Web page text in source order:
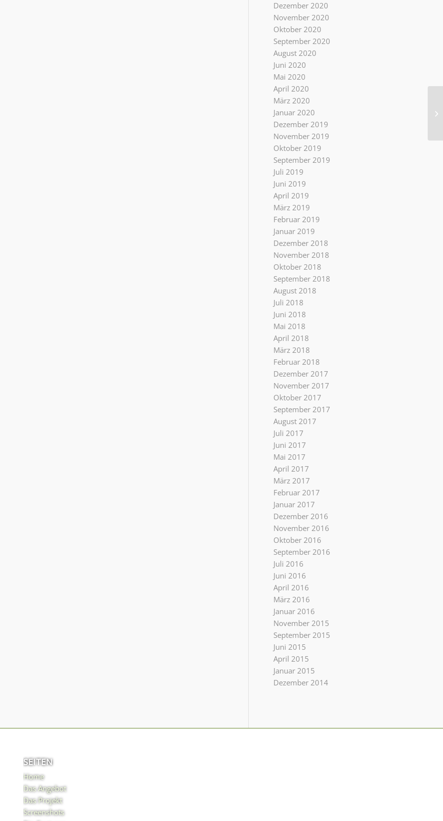
Dezember 2020
November 2020
Oktober 2020
September 2020
August 2020
Juni 2020
Mai 2020
April 2020
März 2020
Januar 2020
Dezember 2019
November 2019
Oktober 2019
September 2019
Juli 2019
Juni 2019
April 2019
März 2019
Februar 2019
Januar 2019
Dezember 2018
November 2018
Oktober 2018
September 2018
August 2018
Juli 2018
Juni 2018
Mai 2018
April 2018
März 2018
Februar 2018
Dezember 2017
November 2017
Oktober 2017
September 2017
August 2017
Juli 2017
Juni 2017
Mai 2017
April 2017
März 2017
Februar 2017
Januar 2017
Dezember 2016
November 2016
Oktober 2016
September 2016
Juli 2016
Juni 2016
April 2016
März 2016
Januar 2016
November 2015
September 2015
Juni 2015
April 2015
Januar 2015
Dezember 2014
SEITEN
Home
Das Angebot
Das Projekt
Screenshots